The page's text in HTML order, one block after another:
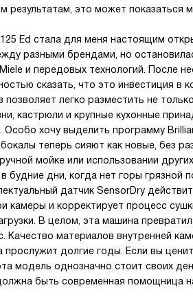
результатам, это может показаться
125 Ed стала для меня настоящим
разными брендами, но
и передовых технологий. После
сказать, что это инвестиция в
легко разместить не
кастрюли и крупные кухонные
Особо хочу выделить программу
теперь сияют как новые, без
мойке или использовании
будние дни, когда нет горы грязной
датчик SensorDry
камеры и корректирует процесс
В целом, эта машина
Качество материалов внутренней
прослужит долгие годы. Если вы
модель однозначно стоит своих
быть современная помощница